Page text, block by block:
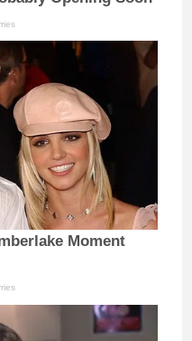
Moment